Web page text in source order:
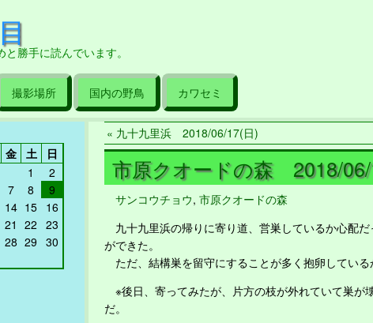
勝手に読んでいます。
撮影場所 国内の野鳥 カワセミ
金 土
日
1
2
7 8
9
14 15 16
21 22 23
28 29 30
« 九十九里浜 2018/06/17(日)
市原クオードの森 2018/
サンコウチョウ, 市原クオードの森
九十九里浜の帰りに寄り道、営巣しているか心配
ができた。
ただ、結構巣を留守にすることが多く抱卵している
※後日、寄ってみたが、片方の枝が外れていて巣が
だ。